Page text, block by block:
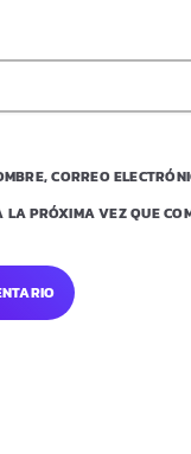
CORREO
PRÓXIMA VEZ QUE